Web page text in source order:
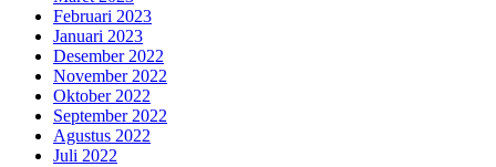
Februari 2023
Januari 2023
Desember 2022
November 2022
Oktober 2022
September 2022
Agustus 2022
Juli 2022